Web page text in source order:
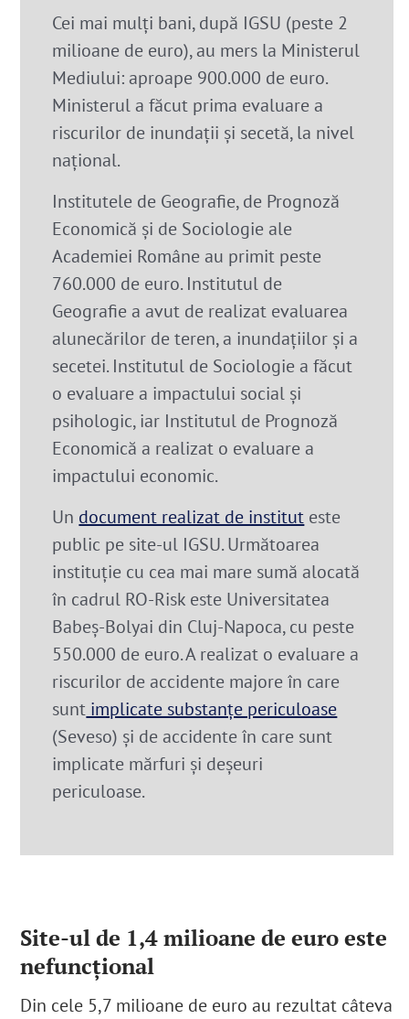
Cei mai mulți bani, după IGSU (peste 2
milioane de euro), au mers la Ministerul
Mediului: aproape 900.000 de euro.
Ministerul a făcut prima evaluare a
riscurilor de inundații și secetă, la nivel
național.
Institutele de Geografie, de Prognoză
Economică și de Sociologie ale
Academiei Române au primit peste
760.000 de euro. Institutul de
Geografie a avut de realizat evaluarea
alunecărilor de teren, a inundațiilor și a
secetei. Institutul de Sociologie a făcut
o evaluare a impactului social și
psihologic, iar Institutul de Prognoză
Economică a realizat o evaluare a
impactului economic.
Un document realizat de institut este
public pe site-ul IGSU. Următoarea
instituție cu cea mai mare sumă alocată
în cadrul RO-Risk este Universitatea
Babeș-Bolyai din Cluj-Napoca, cu peste
550.000 de euro.A realizat o evaluare a
riscurilor de accidente majore în care
sunt implicate substanțe periculoase
(Seveso) și de accidente în care sunt
implicate mărfuri și deșeuri
periculoase.
Site-ul de 1,4 milioane de euro este
nefuncțional
Din cele 5,7 milioane de euro au rezultat câteva